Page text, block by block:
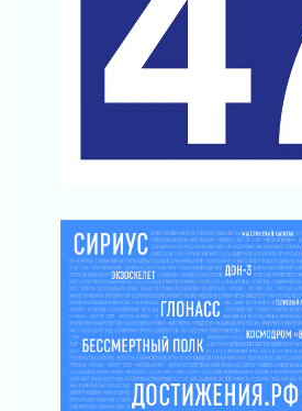
Уроки безопасности для
03 августа 2026
Ленобласть отмечает День
десантных войск
«Активное лето»
регионом и страной
02 августа 2026
Ладога — не пруд
02 августа 2026
ПСК через Гослуслуги
Ленинградской области о
счетах
02 августа 2026